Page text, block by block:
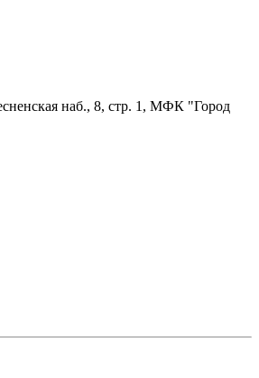
наб., 8, стр. 1, МФК "Город